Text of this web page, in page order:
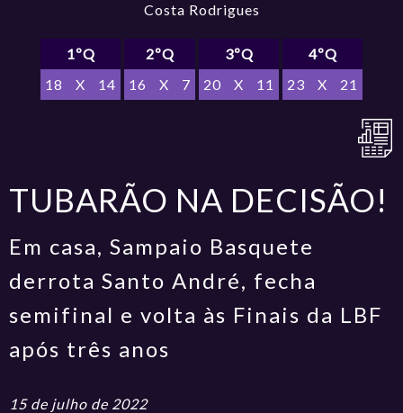
Costa Rodrigues
1ºQ
18
X 14
2ºQ
16
X 7
3ºQ
20
X 11
4ºQ
23
X 21
TUBARÃO NA DECISÃO!
Em casa, Sampaio Basquete
derrota Santo André, fecha
semifinal e volta às Finais da LBF
após três anos
15 de julho de 2022